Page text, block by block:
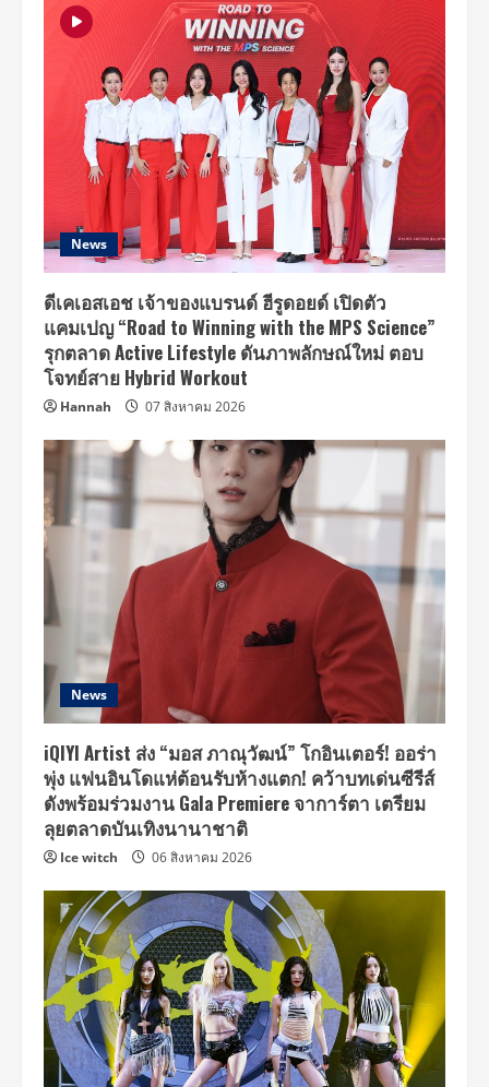
News
ดีเคเอสเอช เจ้าของแบรนด์ ฮีรูดอยด์ เปิดตัว
แคมเปญ “Road to Winning with the MPS Science”
รุกตลาด Active Lifestyle ดันภาพลักษณ์ใหม่ ตอบ
โจทย์สาย Hybrid Workout
Hannah 07 สิงหาคม 2026
News
iQIYI Artist ส่ง “มอส ภาณุวัฒน์” โกอินเตอร์! ออร่า
พุ่ง แฟนอินโดแห่ต้อนรับห้างแตก! คว้าบทเด่นซีรีส์
ดังพร้อมร่วมงาน Gala Premiere จาการ์ตา เตรียม
ลุยตลาดบันเทิงนานาชาติ
Ice witch 06 สิงหาคม 2026